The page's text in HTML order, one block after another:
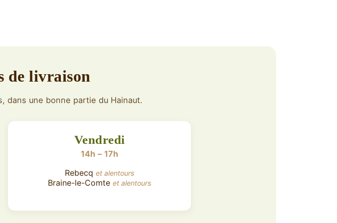
de livraison
dans une bonne partie du Hainaut.
Vendredi
14h – 17h
Rebecqet alentours
Braine-le-Comteet alentours